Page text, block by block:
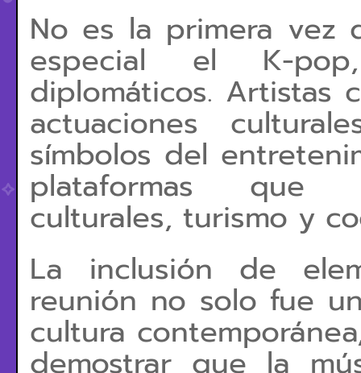
No es la primera vez
especial el K-
diplomáticos. Artistas
actuaciones
símbolos del
plataformas que
culturales, turismo y
La inclusión de
reunión no solo fue
cultura
demostrar que la